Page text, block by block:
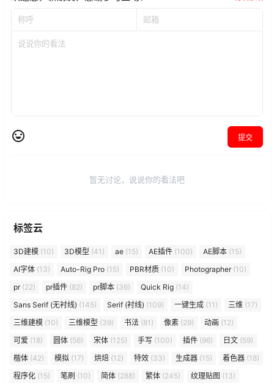
提交
暂无讨论，说说你的看法吧
标签云
3D建模 (10) 3D模型 (41) ae (15) AE插件 (100) AE脚本 (15)
AI字体 (13) Auto-Rig Pro (15) PBR材质 (10) Photographer(10)
pr(22) pr插件 (82) pr脚本 (36) Quick Rig (14)
Sans Serif (无衬线) (145) Serif (衬线) (109) 一键生成 (11) 三维 (17)
三维建模 (10) 三维模型 (39) 书法 (81) 像素 (29) 动画 (12)
可爱 (18) 圆体 (56) 宋体 (125) 手写 (100) 插件 (96) 日文 (59)
楷体 (42) 模拟 (17) 烘焙 (12) 特效 (33) 生成器 (15) 着色器 (18)
程序化 (15) 笔刷 (10) 简体 (288) 繁体 (245) 纹理贴图 (13)